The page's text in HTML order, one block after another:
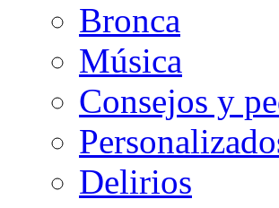
Bronca
Música
Consejos y
Delirios